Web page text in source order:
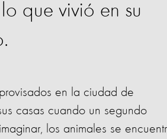
que vivió en su
en la ciudad de
casas cuando un segundo
los animales se